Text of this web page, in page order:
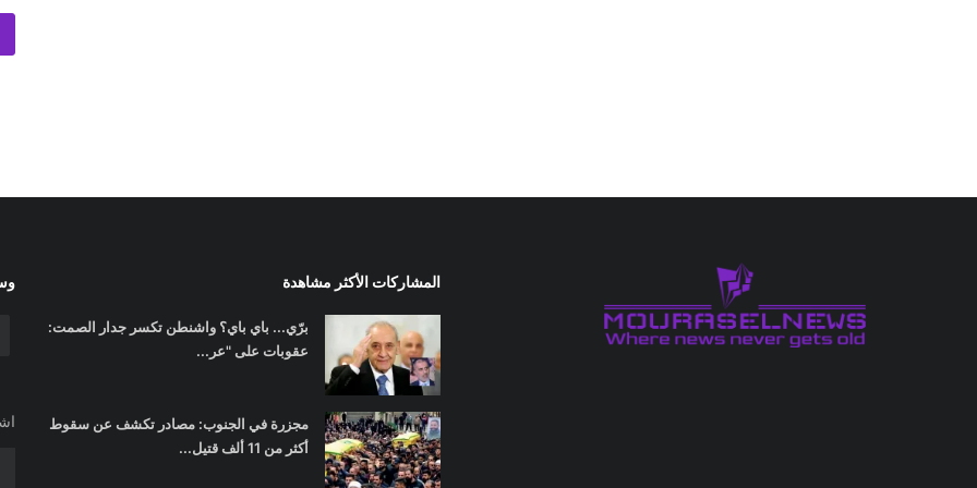
المشاركات الأكثر مشاهدة
برّي... باي باي؟ واشنطن تكسر جدار الصمت:
عقوبات على "عر...
مجزرة في الجنوب: مصادر تكشف عن سقوط
أكثر من 11 ألف قتيل...